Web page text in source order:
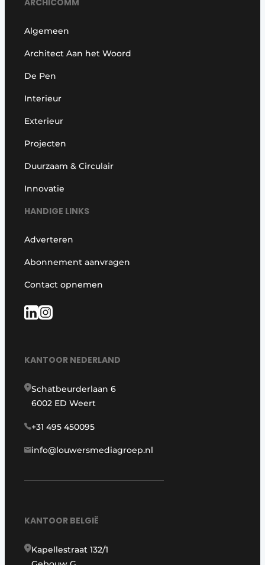
Algemeen
Architect Aan het Woord
De Pen
Interieur
Exterieur
Projecten
Duurzaam & Circulair
Innovatie
HANDIGE LINKS
Adverteren
Abonnement aanvragen
Contact opnemen
KANTOOR NEDERLAND
Schatbeurderlaan 6
6002 ED Weert
+31 495 450095
info@louwersmediagroep.nl
KANTOOR BELGIË
Kapellestraat 132/1